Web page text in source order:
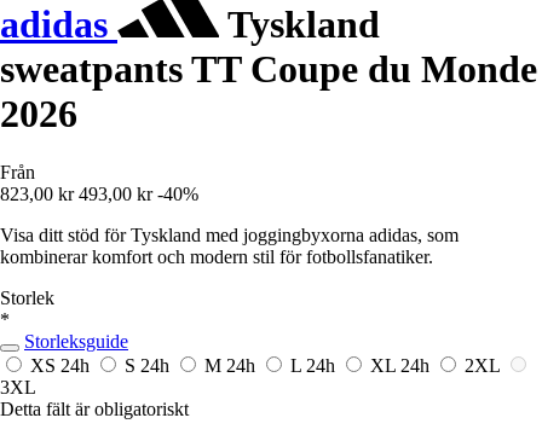
adidas
Tyskland
sweatpants TT Coupe du Monde
2026
Från
823,00 kr 493,00 kr -40%
Visa ditt stöd för Tyskland med joggingbyxorna adidas, som
kombinerar komfort och modern stil för fotbollsfanatiker.
Storlek
*
Storleksguide
XS 24h S 24h M 24h L 24h XL 24h
2XL
3XL
Detta fält är obligatoriskt